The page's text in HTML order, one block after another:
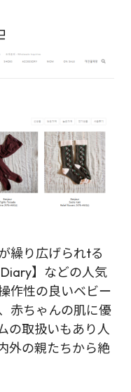
繰り広げられtる
】などの人気
作性の良いベビー
赤ちゃんの肌に優
の取扱いもあり人
外の親たちから絶